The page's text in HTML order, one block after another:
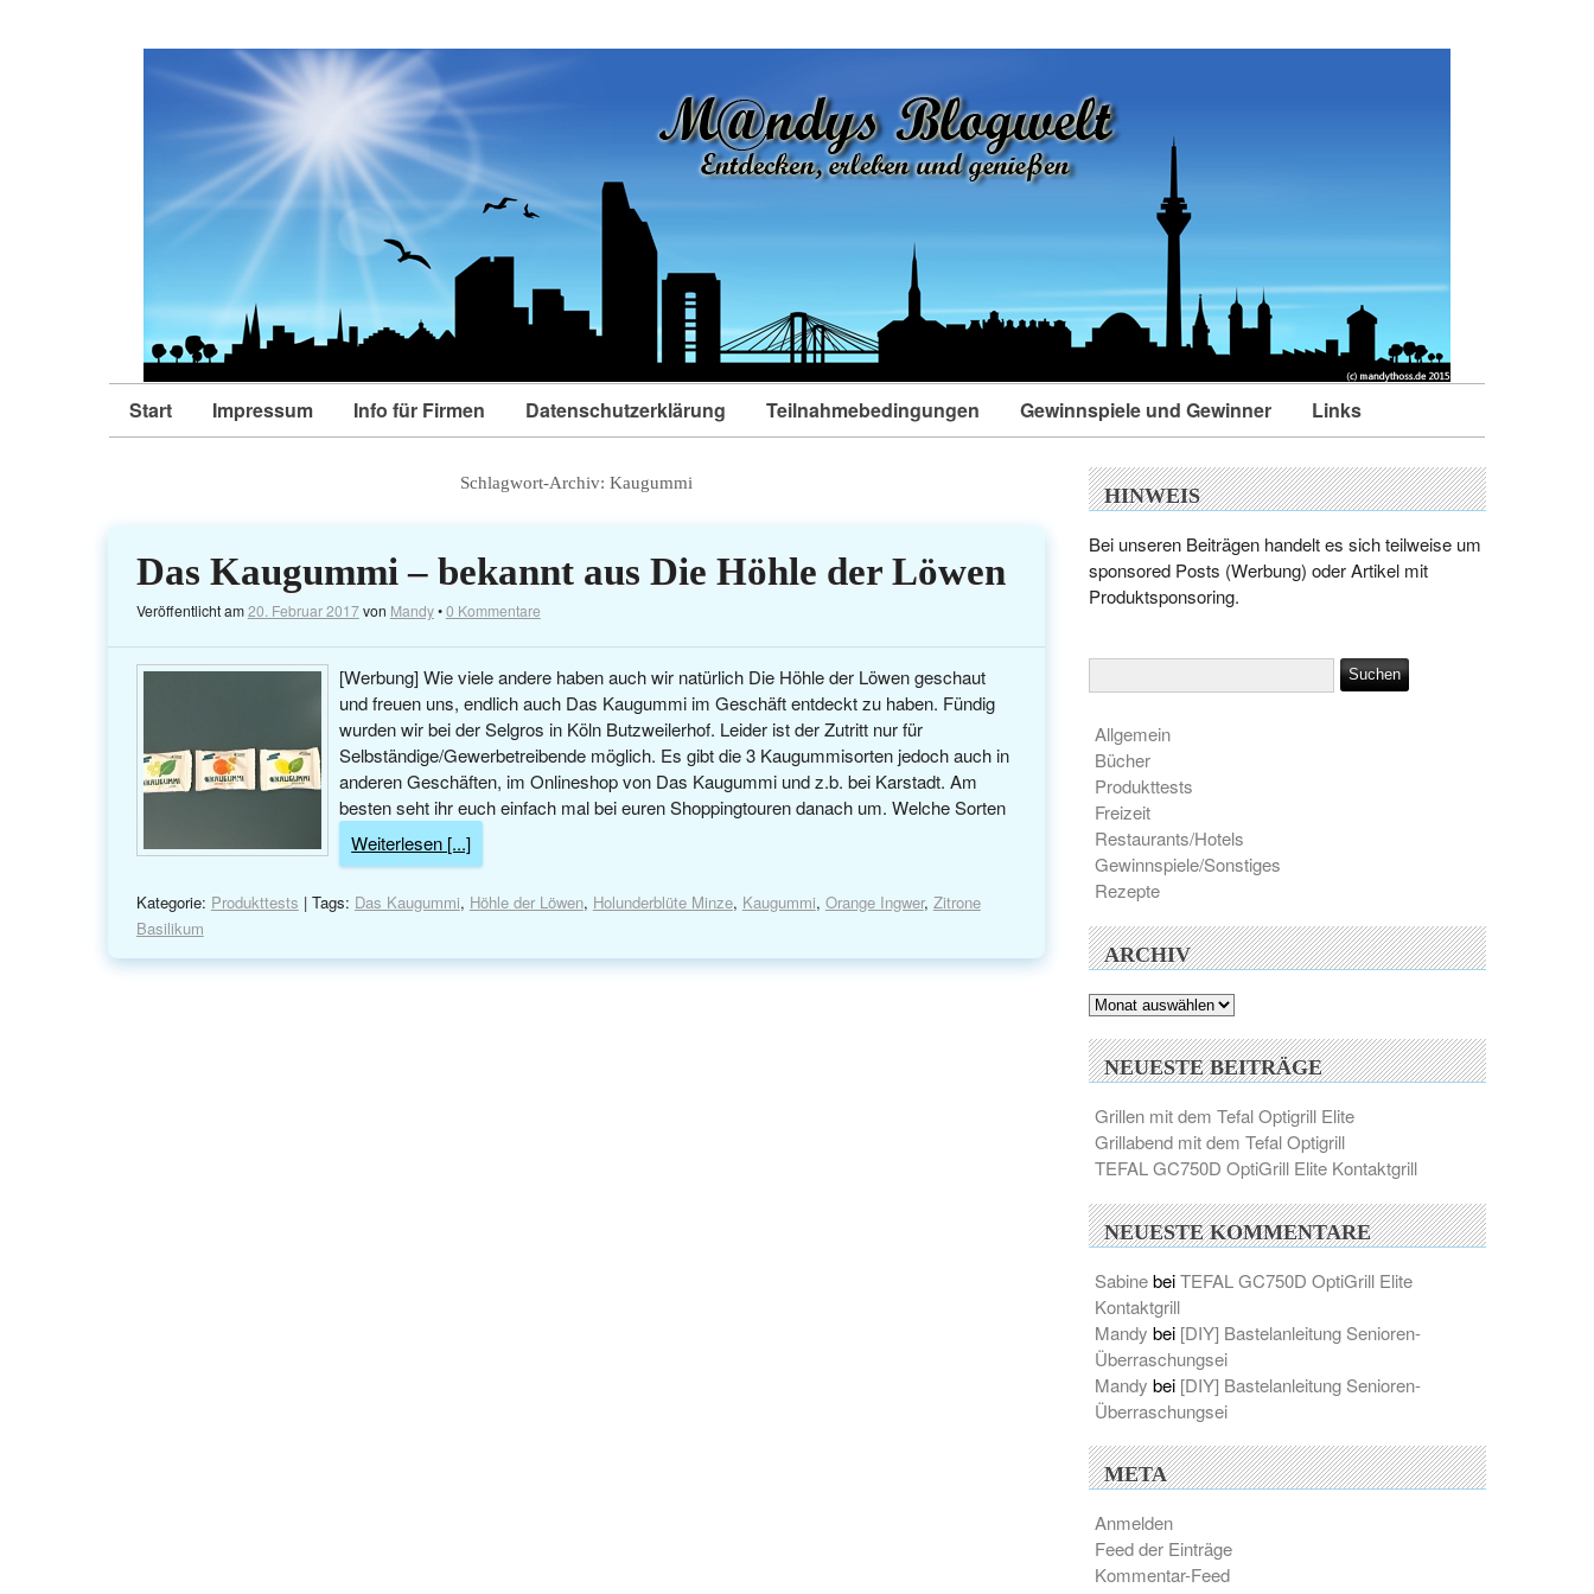
Start Impressum Info für Firmen Datenschutzerklärung Teilnahmebedingungen Gewinnspiele und Gewinner Links
Schlagwort-Archiv:Kaugummi
Das Kaugummi – bekannt aus Die Höhle der Löwen
Veröffentlicht am20. Februar 2017von Mandy•0 Kommentare
[Werbung] Wie viele andere haben auch wir natürlich Die Höhle der Löwen geschaut
und freuen uns, endlich auch Das Kaugummi im Geschäft entdeckt zu haben. Fündig
wurden wir bei der Selgros in Köln Butzweilerhof. Leider ist der Zutritt nur für
Selbständige/Gewerbetreibende möglich. Es gibt die 3 Kaugummisorten jedoch auch in
anderen Geschäften, im Onlineshop von Das Kaugummi und z.b. bei Karstadt. Am
besten seht ihr euch einfach mal bei euren Shoppingtouren danach um. Welche Sorten
Weiterlesen [...]
Kategorie: Produkttests | Tags: Das Kaugummi, Höhle der Löwen, Holunderblüte Minze, Kaugummi, Orange Ingwer, Zitrone
Basilikum
HINWEIS
Bei unseren Beiträgen handelt es sich teilweise um
sponsored Posts (Werbung) oder Artikel mit
Produktsponsoring.
Allgemein
Bücher
Produkttests
Freizeit
Restaurants/Hotels
Gewinnspiele/Sonstiges
Rezepte
ARCHIV
Archiv
NEUESTE BEITRÄGE
Grillen mit dem Tefal Optigrill Elite
Grillabend mit dem Tefal Optigrill
TEFAL GC750D OptiGrill Elite Kontaktgrill
NEUESTE KOMMENTARE
SabinebeiTEFAL GC750D OptiGrill Elite
Kontaktgrill
Mandy bei [DIY] Bastelanleitung Senioren-
Überraschungsei
Mandy bei [DIY] Bastelanleitung Senioren-
Überraschungsei
META
Anmelden
Feed der Einträge
Kommentar-Feed